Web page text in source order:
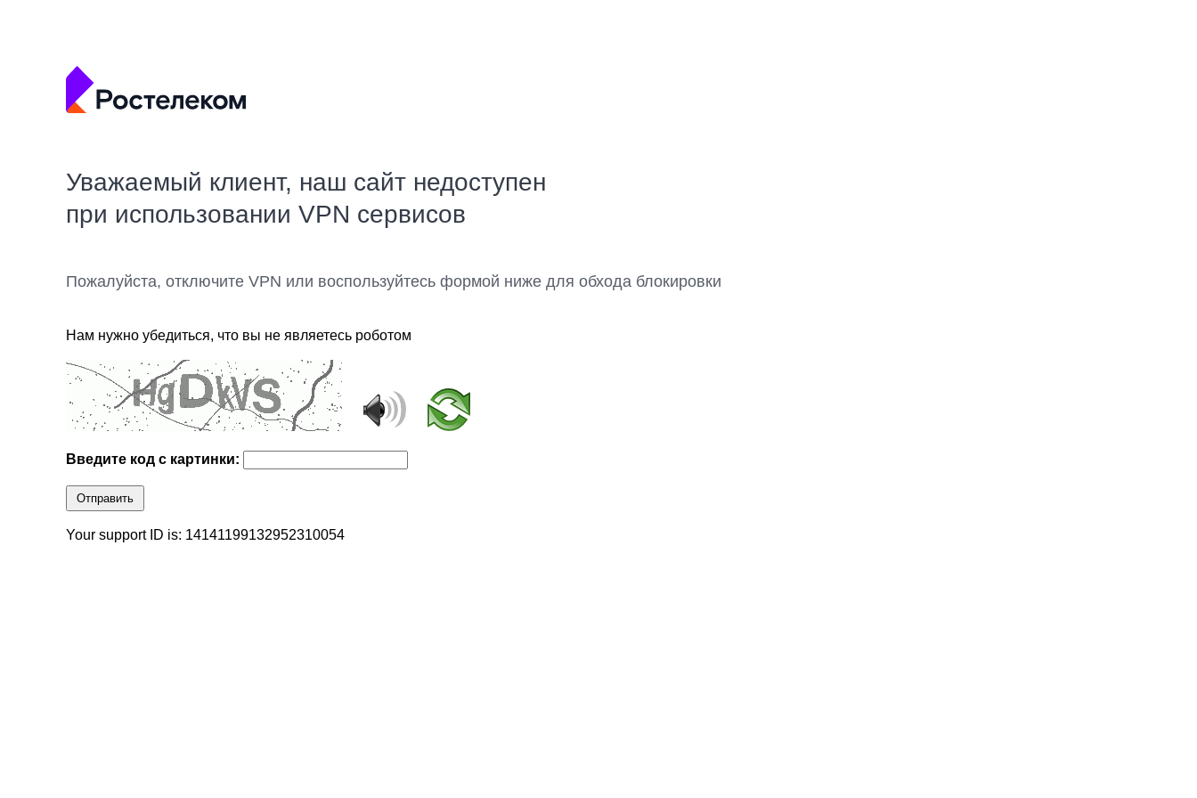
Уважаемый клиент, наш сайт недоступен
при использовании VPN сервисов
Пожалуйста, отключите VPN или воспользуйтесь формой ниже для обхода блокировки
Нам нужно убедиться, что вы не являетесь роботом
Введите код с картинки:
Отправить
Your support ID is: 14141199132952310054